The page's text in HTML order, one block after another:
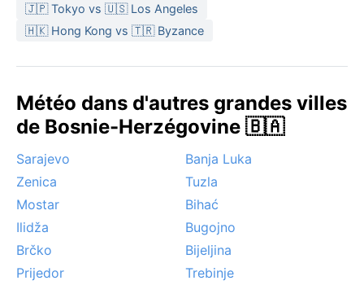
🇯🇵 Tokyo vs 🇺🇸 Los Angeles
🇭🇰 Hong Kong vs 🇹🇷 Byzance
Météo dans d'autres grandes villes
de Bosnie-Herzégovine 🇧🇦
Sarajevo
Banja Luka
Zenica
Tuzla
Mostar
Bihać
Ilidža
Bugojno
Brčko
Bijeljina
Prijedor
Trebinje